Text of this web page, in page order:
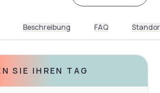
Beschreibung FAQ
SIE IHREN TAG